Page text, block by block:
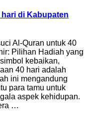
di Kabupaten
Al-Quran untuk 40
Pilihan Hadiah yang
kebaikan,
40 hari adalah
ini mengandung
para tamu untuk
aspek kehidupan.
…